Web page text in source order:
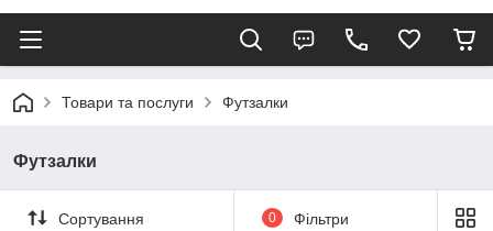
Товари та послуги Футзалки
Футзалки
Сортування 0 Фільтри